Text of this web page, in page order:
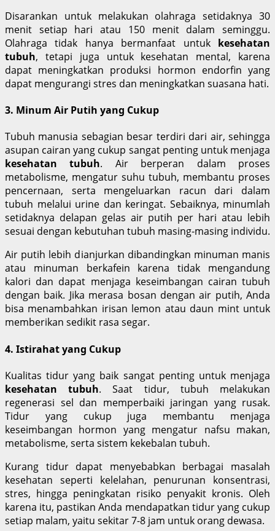
Disarankan untuk melakukan olahraga setidaknya 30
menit setiap hari atau 150 menit dalam seminggu.
Olahraga tidak hanya bermanfaat untuk kesehatan
tubuh, tetapi juga untuk kesehatan mental, karena
dapat meningkatkan produksi hormon endorfin yang
dapat mengurangi stres dan meningkatkan suasana hati.
3. Minum Air Putih yang Cukup
Tubuh manusia sebagian besar terdiri dari air, sehingga
asupan cairan yang cukup sangat penting untuk menjaga
kesehatan tubuh. Air berperan dalam proses
metabolisme, mengatur suhu tubuh, membantu proses
pencernaan, serta mengeluarkan racun dari dalam
tubuh melalui urine dan keringat. Sebaiknya, minumlah
setidaknya delapan gelas air putih per hari atau lebih
sesuai dengan kebutuhan tubuh masing-masing individu.
Air putih lebih dianjurkan dibandingkan minuman manis
atau minuman berkafein karena tidak mengandung
kalori dan dapat menjaga keseimbangan cairan tubuh
dengan baik. Jika merasa bosan dengan air putih, Anda
bisa menambahkan irisan lemon atau daun mint untuk
memberikan sedikit rasa segar.
4. Istirahat yang Cukup
Kualitas tidur yang baik sangat penting untuk menjaga
kesehatan tubuh. Saat tidur, tubuh melakukan
regenerasi sel dan memperbaiki jaringan yang rusak.
Tidur yang cukup juga membantu menjaga
keseimbangan hormon yang mengatur nafsu makan,
metabolisme, serta sistem kekebalan tubuh.
Kurang tidur dapat menyebabkan berbagai masalah
kesehatan seperti kelelahan, penurunan konsentrasi,
stres, hingga peningkatan risiko penyakit kronis. Oleh
karena itu, pastikan Anda mendapatkan tidur yang cukup
setiap malam, yaitu sekitar 7-8 jam untuk orang dewasa.